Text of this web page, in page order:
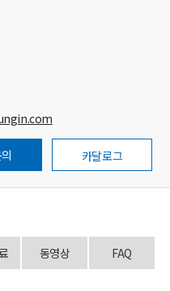
카달로그
동영상 FAQ